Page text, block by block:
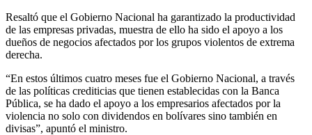
Resaltó que el Gobierno Nacional ha garantizado la productividad
de las empresas privadas, muestra de ello ha sido el apoyo a los
dueños de negocios afectados por los grupos violentos de extrema
derecha.
“En estos últimos cuatro meses fue el Gobierno Nacional, a través
de las políticas crediticias que tienen establecidas con la Banca
Pública, se ha dado el apoyo a los empresarios afectados por la
violencia no solo con dividendos en bolívares sino también en
divisas”, apuntó el ministro.